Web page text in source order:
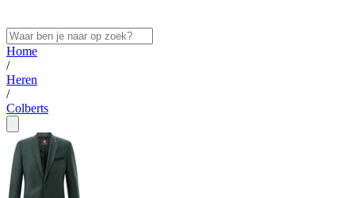
Home
/
Heren
/
Colberts